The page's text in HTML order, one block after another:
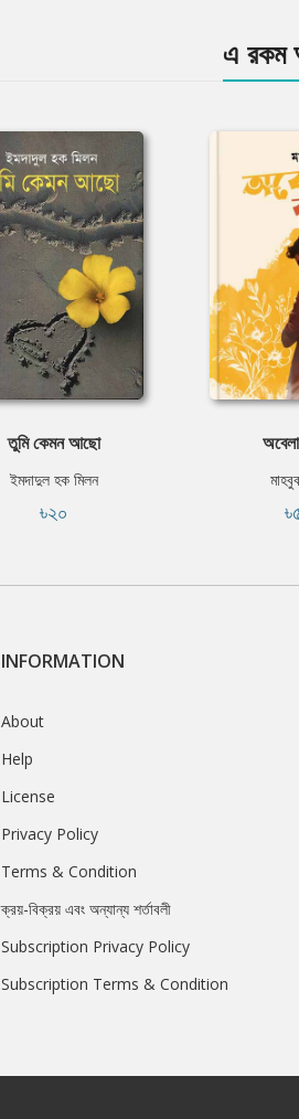
এ রকম
তুমি কেমন আছো
ইমদাদুল হক মিলন
৳২০
INFORMATION
About
Help
License
Privacy Policy
Terms & Condition
ক্রয়-বিক্রয় এবং অন্যান্য শর্তাবলী
Subscription Privacy Policy
Subscription Terms & Condition